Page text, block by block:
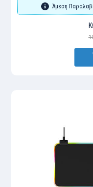
Άμεση